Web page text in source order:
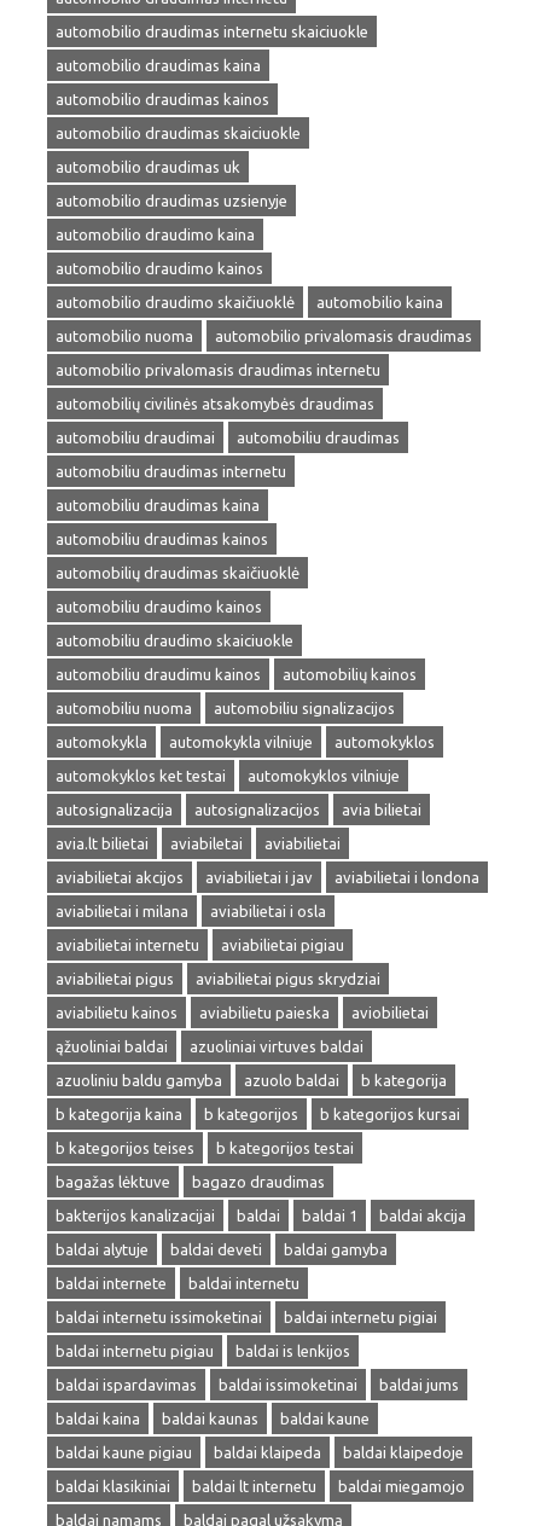
automobilio draudimas internetu skaiciuokle
automobilio draudimas kaina
automobilio draudimas kainos
automobilio draudimas skaiciuokle
automobilio draudimas uk
automobilio draudimas uzsienyje
automobilio draudimo kaina
automobilio draudimo kainos
automobilio draudimo skaičiuoklė
automobilio kaina
automobilio nuoma
automobilio privalomasis draudimas
automobilio privalomasis draudimas internetu
automobilių civilinės atsakomybės draudimas
automobiliu draudimai
automobiliu draudimas
automobiliu draudimas internetu
automobiliu draudimas kaina
automobiliu draudimas kainos
automobilių draudimas skaičiuoklė
automobiliu draudimo kainos
automobiliu draudimo skaiciuokle
automobiliu draudimu kainos
automobilių kainos
automobiliu nuoma
automobiliu signalizacijos
automokykla
automokykla vilniuje
automokyklos
automokyklos ket testai
automokyklos vilniuje
autosignalizacija
autosignalizacijos
avia bilietai
avia.lt bilietai
aviabiletai
aviabilietai
aviabilietai akcijos
aviabilietai i jav
aviabilietai i londona
aviabilietai i milana
aviabilietai i osla
aviabilietai internetu
aviabilietai pigiau
aviabilietai pigus
aviabilietai pigus skrydziai
aviabilietu kainos
aviabilietu paieska
aviobilietai
ąžuoliniai baldai
azuoliniai virtuves baldai
azuoliniu baldu gamyba
azuolo baldai
b kategorija
b kategorija kaina
b kategorijos
b kategorijos kursai
b kategorijos teises
b kategorijos testai
bagažas lėktuve
bagazo draudimas
bakterijos kanalizacijai
baldai baldai 1
baldai akcija
baldai alytuje
baldai deveti
baldai gamyba
baldai internete
baldai internetu
baldai internetu issimoketinai
baldai internetu pigiai
baldai internetu pigiau
baldai is lenkijos
baldai ispardavimas
baldai issimoketinai
baldai jums
baldai kaina
baldai kaunas
baldai kaune
baldai kaune pigiau
baldai klaipeda
baldai klaipedoje
baldai klasikiniai
baldai lt internetu
baldai miegamojo
baldai namams
baldai pagal užsakymą